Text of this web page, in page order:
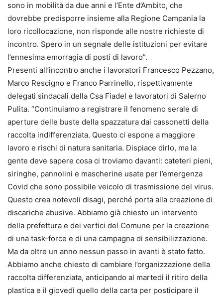
sono in mobilità da due anni e l’Ente d’Ambito, che
dovrebbe predisporre insieme alla Regione Campania la
loro ricollocazione, non risponde alle nostre richieste di
incontro. Spero in un segnale delle istituzioni per evitare
l’ennesima emorragia di posti di lavoro”.
Presenti all’incontro anche i lavoratori Francesco Pezzano,
Marco Rescigno e Franco Parrinello, rispettivamente
delegati sindacali della Csa Fiadel e lavoratori di Salerno
Pulita. “Continuiamo a registrare il fenomeno serale di
aperture delle buste della spazzatura dai cassonetti della
raccolta indifferenziata. Questo ci espone a maggiore
lavoro e rischi di natura sanitaria. Dispiace dirlo, ma la
gente deve sapere cosa ci troviamo davanti: cateteri pieni,
siringhe, pannolini e mascherine usate per l’emergenza
Covid che sono possibile veicolo di trasmissione del virus.
Questo crea notevoli disagi, perché porta alla creazione di
discariche abusive. Abbiamo già chiesto un intervento
della prefettura e dei vertici del Comune per la creazione
di una task-force e di una campagna di sensibilizzazione.
Ma da oltre un anno nessun passo in avanti è stato fatto.
Abbiamo anche chiesto di cambiare l’organizzazione della
raccolta differenziata, anticipando al martedì il ritiro della
plastica e il giovedì quello della carta per posticipare il